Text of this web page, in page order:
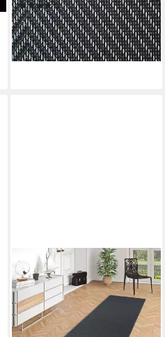
geeignet (4)
ab 22,99 €
lieferbar - in 3-4 Werktagen bei dir